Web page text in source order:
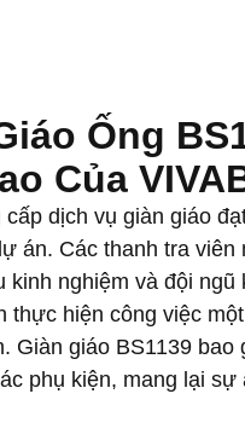
Ống
Của
dịch vụ giàn giáo
án. Các thanh tra
kinh nghiệm và đội ngũ
thực hiện công việc
Giàn giáo BS1139 bao
phụ kiện, mang lại sự